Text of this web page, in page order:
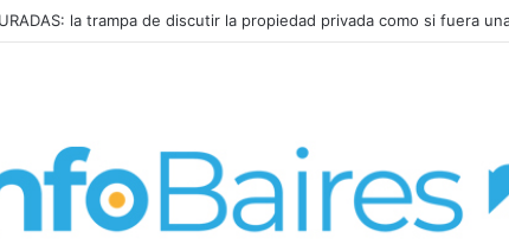
al 2,9% en JULIO: 19,4% en 2026